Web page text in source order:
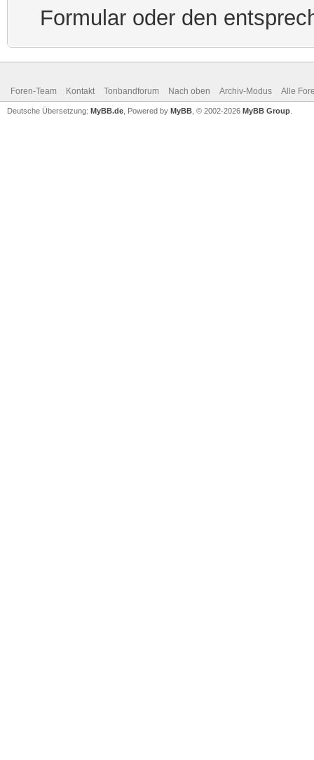
Formular oder den
Foren-Team Kontakt Tonbandforum Nach oben Archiv-Modus Alle
Deutsche Übersetzung: MyBB.de , Powered by MyBB , © 2002-2026 MyBB Group